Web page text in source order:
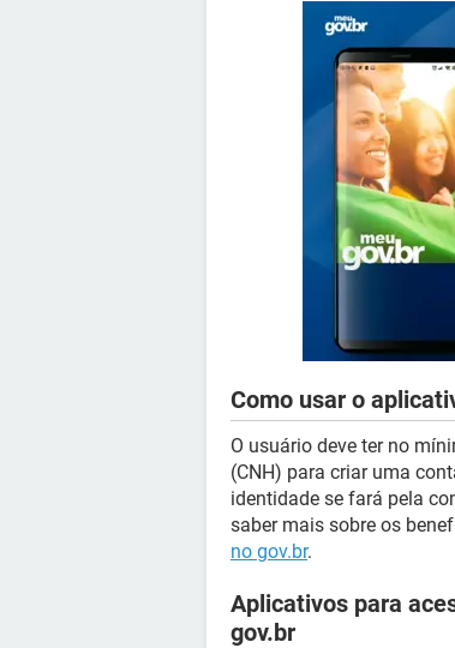
Como usar o
O usuário deve ter no
(CNH) para criar uma
identidade se fará pela
saber mais sobre os
no gov.br.
Aplicativos para
gov.br